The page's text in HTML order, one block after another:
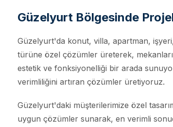
Güzelyurt Bölgesinde
Güzelyurt'da konut, villa, apartman,
türüne özel çözümler üreterek,
estetik ve fonksiyonelliği bir arada
verimliliğini artıran çözümler üretiyoruz.
Güzelyurt'daki müşterilerimize özel
uygun çözümler sunarak, en verimli